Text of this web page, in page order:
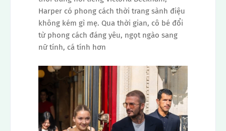
Harper có phong cách thời trang sành điệu
không kém gì mẹ. Qua thời gian, cô bé đổi
từ phong cách đáng yêu, ngọt ngào sang
nữ tính, cá tính hơn